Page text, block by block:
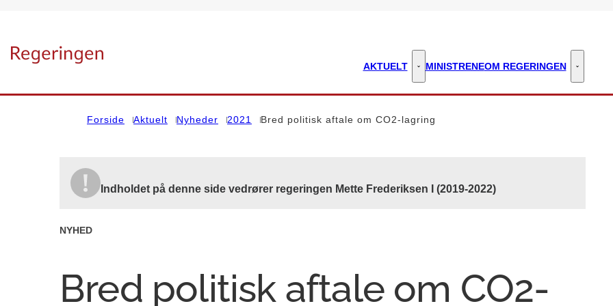
AKTUELT Aktuelt - Flere links
MINISTRENEOM REGERINGEN Om
Forside Aktuelt Nyheder 2021 Bred politisk aftale om CO2-lagring
Indholdet på denne side vedrører regeringen Mette Frederiksen I (2019-2022)
NYHED
Bred politisk aftale om CO2-